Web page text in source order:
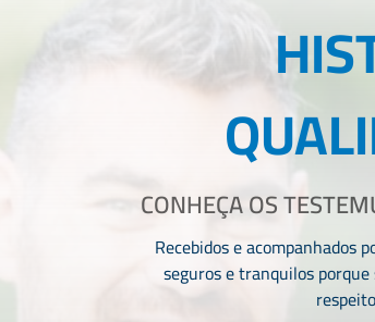
CONHEÇA OS
Recebidos e acompanhados
seguros e tranquilos